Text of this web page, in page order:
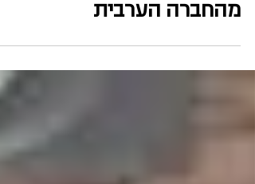
מוגברת לילדים, במיוחד
מהחברה הערבית